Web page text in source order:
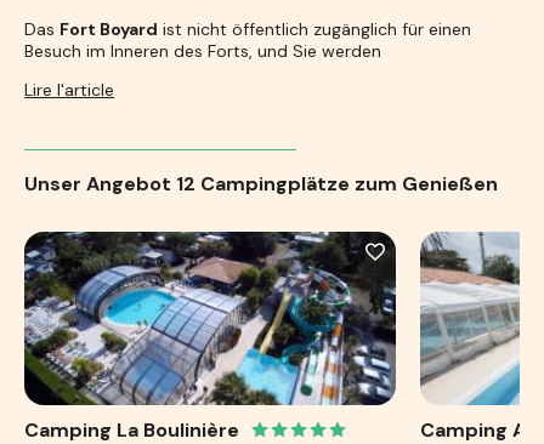
Das Fort Boyard ist nicht öffentlich zugänglich für einen
Besuch im Inneren des Forts, und Sie werden
Lire l'article
Unser Angebot 12 Campingplätze zum Genießen
Camping La Boulinière Camping